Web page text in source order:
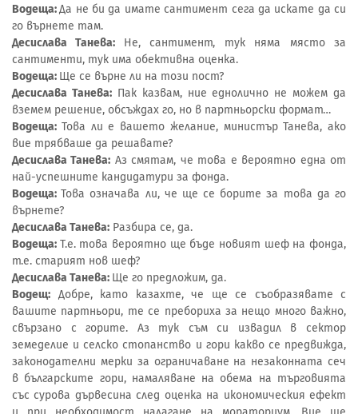
Водеща:Да не би да имате сантимент сега да искате да си
го върнете там.
Десислава Танева: Не, сантимент, тук няма място за
сантименти, тук има обективна оценка.
Водеща: Ще се върне ли на този пост?
Десислава Танева:Пак казвам, ние еднолично не можем да
вземем решение, обсъждах го, но в партньорски формат…
Водеща: Това ли е вашето желание, министър Танева, ако
вие трябваше да решавате?
Десислава Танева: Аз смятам, че това е вероятно една от
най-успешните кандидатури за фонда.
Водеща:Това означава ли, че ще се борите за това да го
върнете?
Десислава Танева: Разбира се, да.
Водеща: Т.е. това вероятно ще бъде новият шеф на фонда,
т.е. старият нов шеф?
Десислава Танева: Ще го предложим, да.
Водещ: Добре, като казахте, че ще се съобразявате с
вашите партньори, те се пребориха за нещо много важно,
свързано с горите. Аз тук съм си извадил в сектор
земеделие и селско стопанство и гори какво се предвижда,
законодателни мерки за ограничаване на незаконната сеч
в българските гори, намаляване на обема на търговията
със сурова дървесина след оценка на икономическия ефект